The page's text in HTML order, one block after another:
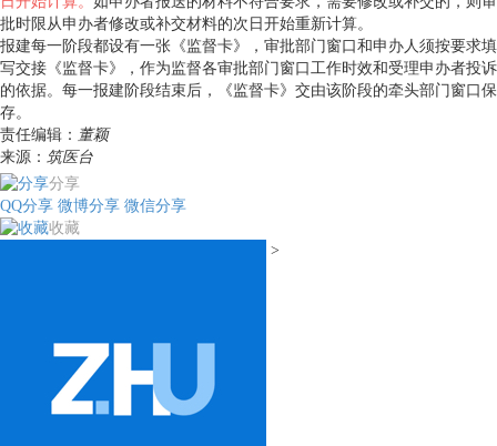
批时限从申办者修改或补交材料的次日开始重新计算。
报建每一阶段都设有一张《监督卡》，审批部门窗口和申办人须按要求填
写交接《监督卡》，作为监督各审批部门窗口工作时效和受理申办者投诉
的依据。每一报建阶段结束后，《监督卡》交由该阶段的牵头部门窗口保
存。
责任编辑： 董颖
来源： 筑医台
分享
QQ分享 微博分享 微信分享
收藏
>